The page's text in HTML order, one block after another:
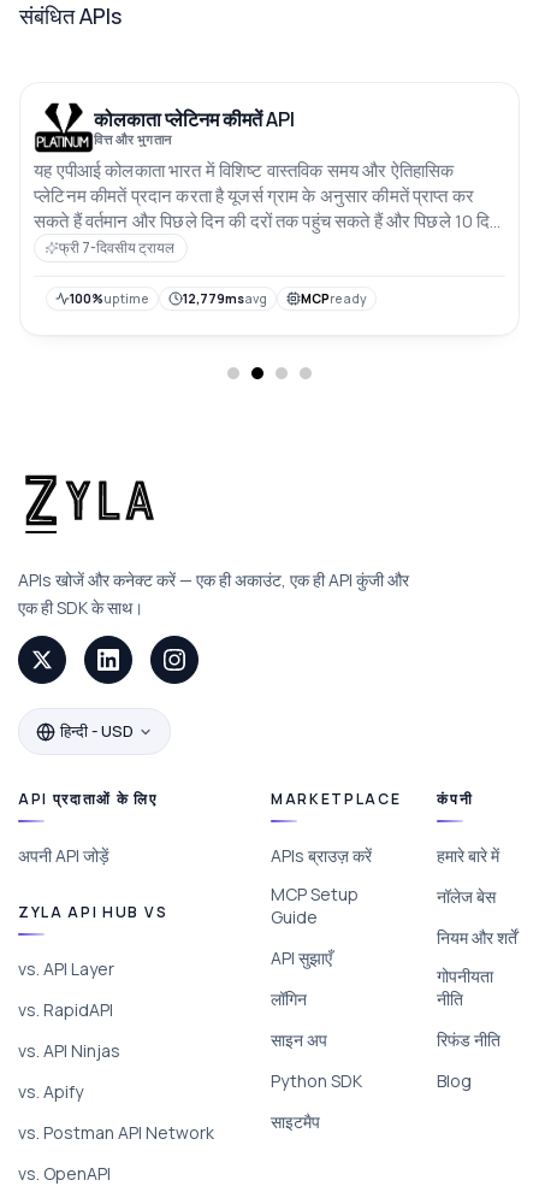
संबंधित APIs
कोलकाता प्लेटिनम कीमतें API
वित्त और भुगतान
यह एपीआई कोलकाता भारत में विशिष्ट वास्तविक समय और ऐतिहासिक
प्लेटिनम कीमतें प्रदान करता है यूजर्स ग्राम के अनुसार कीमतें प्राप्त कर
सकते हैं वर्तमान और पिछले दिन की दरों तक पहुंच सकते हैं और पिछले 10 दिनों
में कीमतों के रुझानों का विश्लेषण कर सकते हैं कीमतें भारतीय रूपए में हैं
फ्री 7-दिवसीय ट्रायल
100%uptime 12,779msavg MCPready
APIs खोजें और कनेक्ट करें — एक ही अकाउंट, एक ही API कुंजी और
एक ही SDK के साथ।
हिन्दी - USD
API प्रदाताओं के लिए
अपनी API जोड़ें
ZYLA API HUB VS
vs. API Layer
vs. RapidAPI
vs. API Ninjas
vs. Apify
vs. Postman API Network
vs. OpenAPI
MARKETPLACE
APIs ब्राउज़ करें
MCP Setup
Guide
API सुझाएँ
लॉगिन
साइन अप
Python SDK
साइटमैप
कंपनी
हमारे बारे में
नॉलेज बेस
नियम और शर्तें
गोपनीयता
नीति
रिफंड नीति
Blog